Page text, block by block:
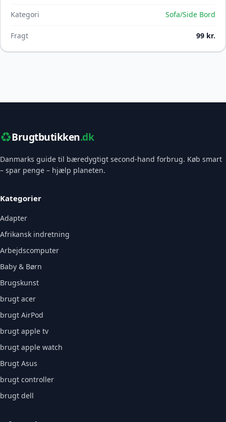
Kategori Sofa/Side Bord
Fragt 99 kr.
♻️Brugtbutikken.dk
Danmarks guide til bæredygtigt second-hand forbrug. Køb smart
– spar penge – hjælp planeten.
Kategorier
Adapter
Afrikansk indretning
Arbejdscomputer
Baby & Børn
Brugskunst
brugt acer
brugt AirPod
brugt apple tv
brugt apple watch
Brugt Asus
brugt controller
brugt dell